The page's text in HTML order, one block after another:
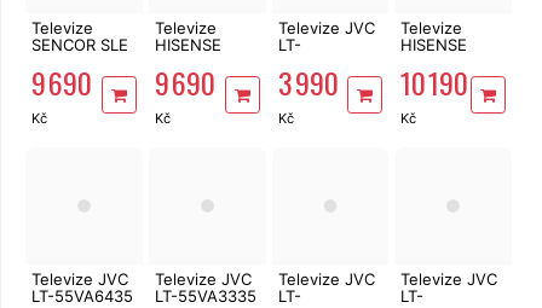
Televize
SENCOR SLE
9 690
Kč
Televize
HISENSE
9 690
Kč
Televize JVC
LT-
3 990
Kč
Televize
HISENSE
10 190
Kč
Televize JVC
LT-55VA6435
Televize JVC
LT-55VA3335
Televize JVC
LT-
Televize JVC
LT-